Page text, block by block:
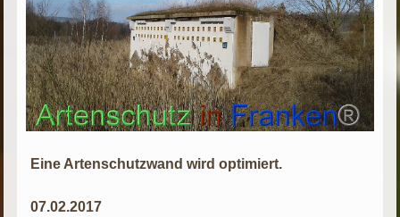
Eine Artenschutzwand wird optimiert.
07.02.2017